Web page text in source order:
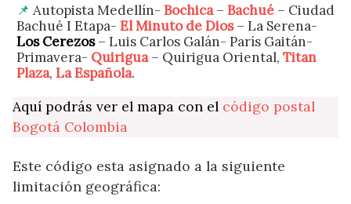
Autopista Medellín- Bochica– Bachué – Ciudad
Bachué I Etapa- El Minuto de Dios– La Serena-
Los Cerezos– Luis Carlos Galán- París Gaitán-
Primavera- Quirigua– Quirigua Oriental, Titan
Plaza, La Española.
Aquí podrás ver el mapa con el código postal
Bogotá Colombia
Este código esta asignado a la siguiente
limitación geográfica: